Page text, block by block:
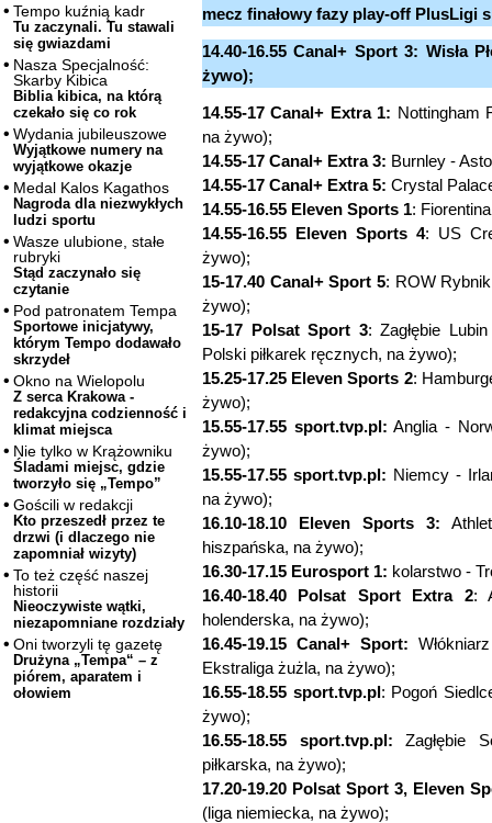
Tempo kuźnią kadr
Tu zaczynali. Tu stawali
się gwiazdami
Nasza Specjalność:
Skarby Kibica
Biblia kibica, na którą
czekało się co rok
Wydania jubileuszowe
Wyjątkowe numery na
wyjątkowe okazje
Medal Kalos Kagathos
Nagroda dla niezwykłych
ludzi sportu
Wasze ulubione, stałe
rubryki
Stąd zaczynało się
czytanie
Pod patronatem Tempa
Sportowe inicjatywy,
którym Tempo dodawało
skrzydeł
Okno na Wielopolu
Z serca Krakowa -
redakcyjna codzienność i
klimat miejsca
Nie tylko w Krążowniku
Śladami miejsc, gdzie
tworzyło się „Tempo”
Gościli w redakcji
Kto przeszedł przez te
drzwi (i dlaczego nie
zapomniał wizyty)
To też część naszej
historii
Nieoczywiste wątki,
niezapomniane rozdziały
Oni tworzyli tę gazetę
Drużyna „Tempa“ – z
piórem, aparatem i
ołowiem
mecz finałowy fazy play-off PlusLigi
14.40-16.55 Canal+ Sport 3: Wisła
żywo);
14.55-17 Canal+ Extra 1: Nottingham
na żywo);
14.55-17 Canal+ Extra 3: Burnley -
14.55-17 Canal+ Extra 5: Crystal
14.55-16.55 Eleven Sports 1:
14.55-16.55 Eleven Sports 4: US
żywo);
15-17.40 Canal+ Sport 5: ROW
żywo);
15-17 Polsat Sport 3: Zagłębie
Polski piłkarek ręcznych, na żywo);
15.25-17.25 Eleven Sports 2:
żywo);
15.55-17.55 sport.tvp.pl: Anglia -
żywo);
15.55-17.55 sport.tvp.pl: Niemcy -
na żywo);
16.10-18.10 Eleven Sports 3:
hiszpańska, na żywo);
16.30-17.15 Eurosport 1: kolarstwo -
16.40-18.40 Polsat Sport Extra 2:
holenderska, na żywo);
16.45-19.15 Canal+ Sport:
Ekstraliga żużla, na żywo);
16.55-18.55 sport.tvp.pl: Pogoń
żywo);
16.55-18.55 sport.tvp.pl: Zagłębie
piłkarska, na żywo);
17.20-19.20 Polsat Sport 3, Eleven
(liga niemiecka, na żywo);